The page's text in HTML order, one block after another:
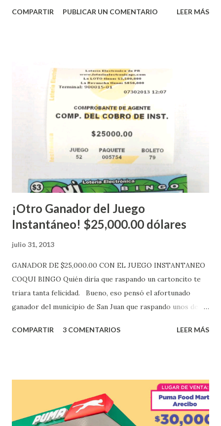
proteger la salud de nuestros empleados, vendedores y
instantáneos”, indicó López. Sobre el sorteo de Powerball,
López explicó que el mismo se continuará realizando en los
Estados Unidos y los jugadores podrán conocer los
números ganadores del mismo a través de la página
aquellos con jugadas anticipadas de los sorteos locales (
Loto, Revancha, Pega 2, Pega 3 Pega 4 ) se les informará
Mientras, que l...
COMPARTIR PUBLICAR UN COMENTARIO LEER MÁS
¡Otro Ganador del Juego
Instantáneo! $25,000.00 dólares
julio 31, 2013
GANADOR DE $25,000.00 CON EL JUEGO INSTANTANEO
COQUI BINGO Quién diría que raspando un cartoncito te
triara tanta felicidad. Bueno, eso pensó el afortunado
ganador del municipio de San Juan que raspando unos de
obtuvo un premio de $25,000,00 dólares. Este es el anuncio
ganador fue vendido en la farmacia Yarimar de la
Urbanización Las Lomas en el Municipio de San Juan
¡Enhorabuena que lo disfrute!
COMPARTIR 3 COMENTARIOS LEER MÁS